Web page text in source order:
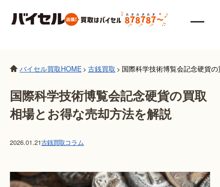
バイセル買取HOME > 古銭買取 > 国際科学技術博覧会記念硬貨
国際科学技術博覧会記念硬貨の買取
相場とお得な売却方法を解説
2026.01.21古銭買取コラム